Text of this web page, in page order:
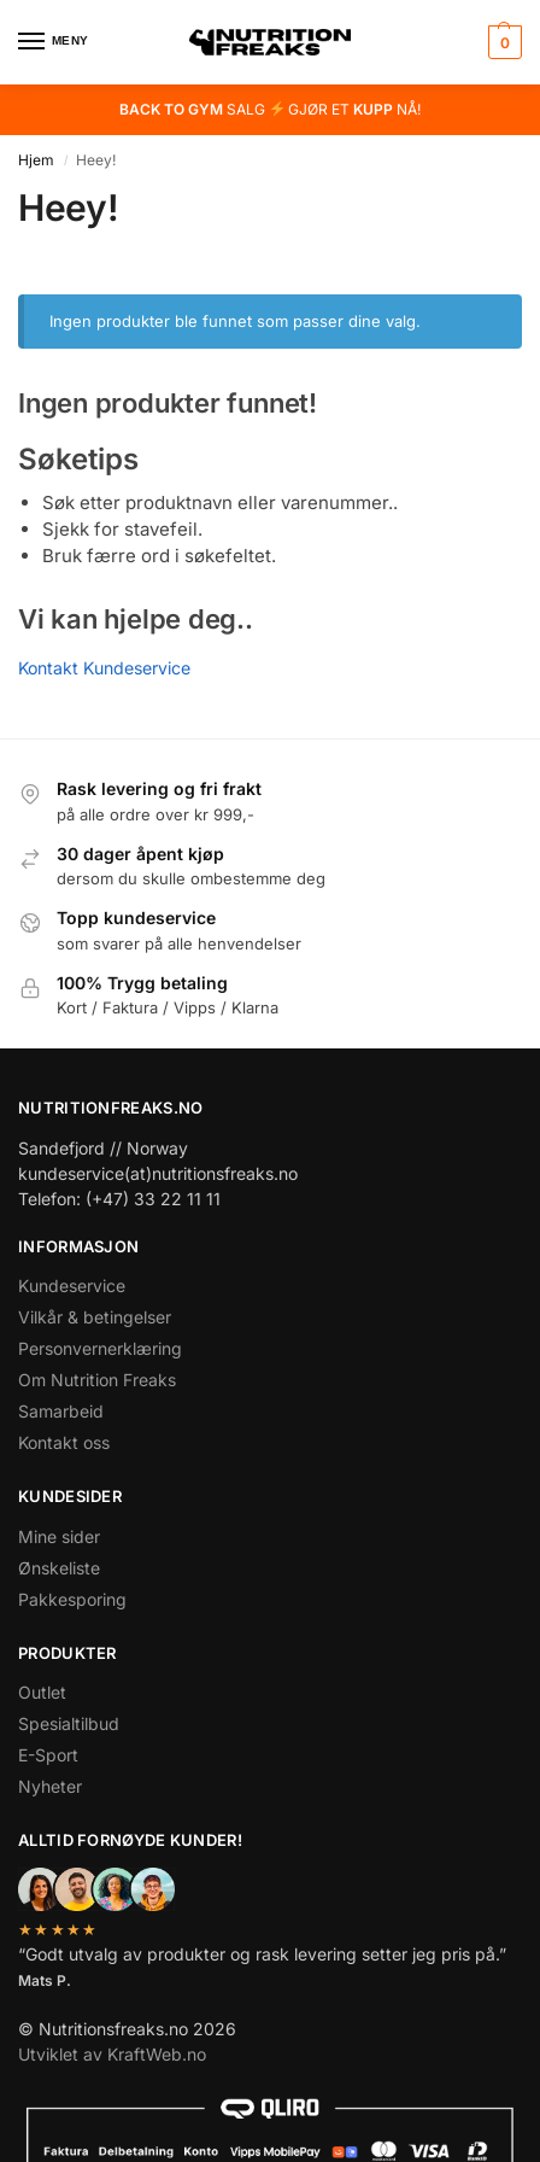
MENY 0
BACK TO GYMSALG GJØR ET KUPP NÅ!
Hjem / Heey!
Heey!
Ingen produkter ble funnet som passer dine valg.
Ingen produkter funnet!
Søketips
Søk etter produktnavn eller varenummer..
Sjekk for stavefeil.
Bruk færre ord i søkefeltet.
Vi kan hjelpe deg..
Kontakt Kundeservice
Rask levering og fri frakt
på alle ordre over kr 999,-
30 dager åpent kjøp
dersom du skulle ombestemme deg
Topp kundeservice
som svarer på alle henvendelser
100% Trygg betaling
Kort / Faktura / Vipps / Klarna
NUTRITIONFREAKS.NO
Sandefjord // Norway
kundeservice(at)nutritionsfreaks.no
Telefon: (+47) 33 22 11 11
INFORMASJON
Kundeservice
Vilkår & betingelser
Personvernerklæring
Om Nutrition Freaks
Samarbeid
Kontakt oss
KUNDESIDER
Mine sider
Ønskeliste
Pakkesporing
PRODUKTER
Outlet
Spesialtilbud
E-Sport
Nyheter
ALLTID FORNØYDE KUNDER!
★★★★★
“Godt utvalg av produkter og rask levering setter jeg pris på.”
Mats P.
© Nutritionsfreaks.no 2026
Utviklet av KraftWeb.no